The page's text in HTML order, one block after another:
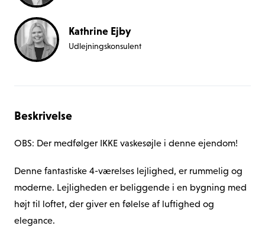
Kathrine Ejby
Udlejningskonsulent
Beskrivelse
OBS: Der medfølger IKKE vaskesøjle i denne ejendom!
Denne fantastiske 4-værelses lejlighed, er rummelig og
moderne. Lejligheden er beliggende i en bygning med
højt til loftet, der giver en følelse af luftighed og
elegance.